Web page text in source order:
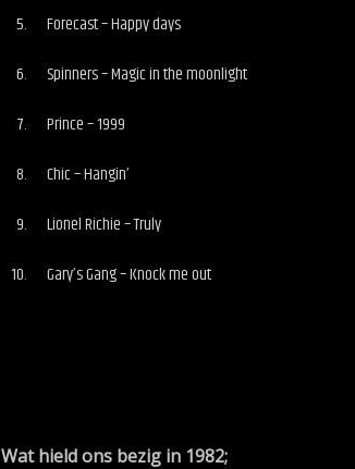
Forecast – Happy days
Spinners – Magic in the moonlight
Prince – 1999
Chic – Hangin’
Lionel Richie – Truly
Gary’s Gang – Knock me out
Wat hield ons bezig in 1982;